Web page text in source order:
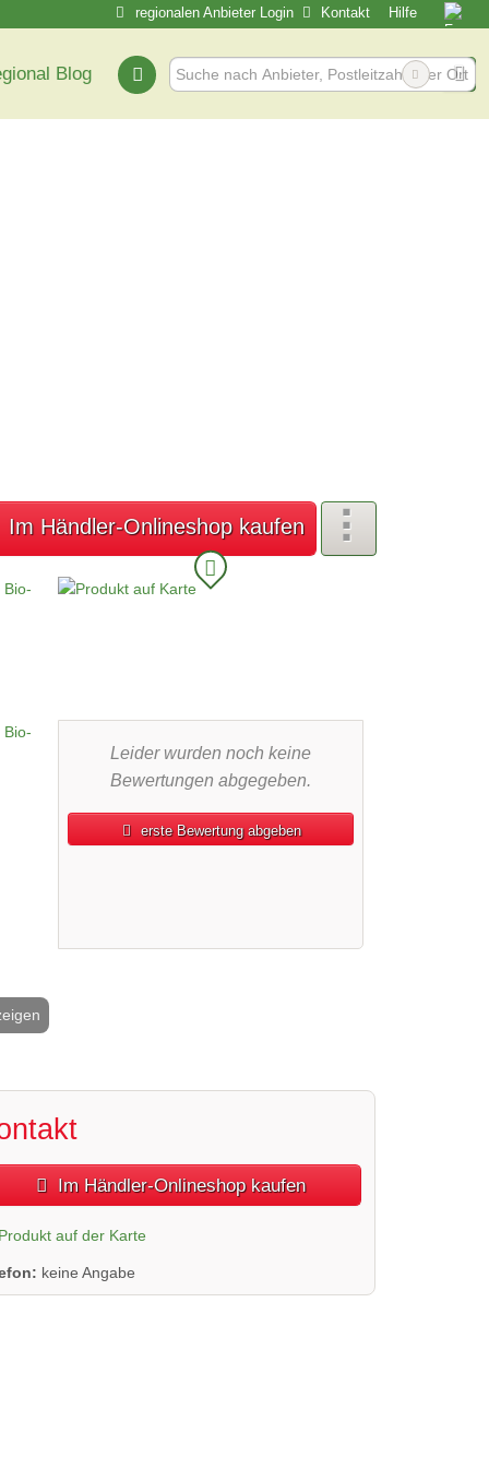
regionalen Anbieter Login Kontakt Hilfe
Blog
Im Händler-Onlineshop kaufen
Leider wurden noch keine
Bewertungen abgegeben.
erste Bewertung abgeben
Im Händler-Onlineshop kaufen
auf der Karte
keine Angabe